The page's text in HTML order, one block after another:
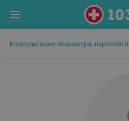
Консультация психиатра-нарколога